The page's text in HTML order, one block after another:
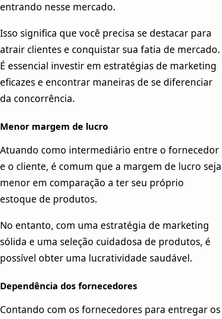
entrando nesse mercado.
Isso significa que você precisa se destacar para
atrair clientes e conquistar sua fatia de mercado.
É essencial investir em estratégias de marketing
eficazes e encontrar maneiras de se diferenciar
da concorrência.
Menor margem de lucro
Atuando como intermediário entre o fornecedor
e o cliente, é comum que a margem de lucro seja
menor em comparação a ter seu próprio
estoque de produtos.
No entanto, com uma estratégia de marketing
sólida e uma seleção cuidadosa de produtos, é
possível obter uma lucratividade saudável.
Dependência dos fornecedores
Contando com os fornecedores para entregar os